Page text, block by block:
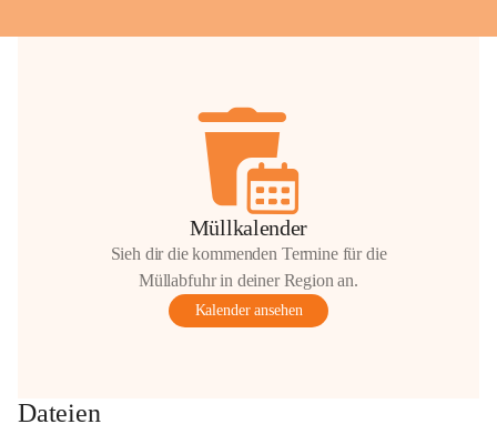
GmbH
anrainer-service@omv.com
Bei Fragen, Anliegen oder Beschwerden.
Wartungsarbeiten
Müllkalender
Sieh dir die kommenden Termine für die
Müllabfuhr in deiner Region an.
Kalender ansehen
Dateien